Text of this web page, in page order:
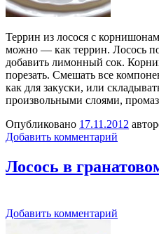
Террин из лосося с
можно — как террин. Лосось
добавить лимонный сок.
порезать. Смешать все
как для закуски, или
произвольными слоями,
Опубликовано 17.11.2012
Добавить комментарий
Лосось в
Добавить комментарий